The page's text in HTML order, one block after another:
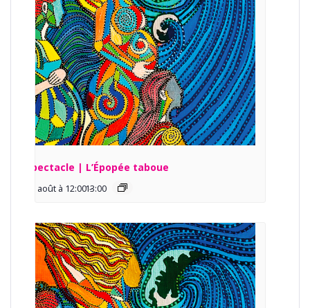
Spectacle | L’Épopée taboue
13 août à 12:00 -
13:00